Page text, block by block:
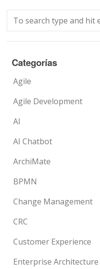
Categorías
Agile
Agile Development
AI
AI Chatbot
ArchiMate
BPMN
Change Management
CRC
Customer Experience
Enterprise Architecture